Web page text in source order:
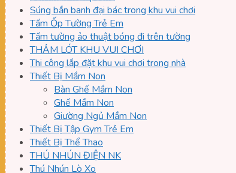
Súng bắn banh đại bác trong khu vui chơi
Tấm Ốp Tường Trẻ Em
Tấm tường ảo thuật bóng đi trên tường
THẢM LÓT KHU VUI CHƠI
Thi công lắp đặt khu vui chơi trong nhà
Thiết Bị Mầm Non
Bàn Ghế Mầm Non
Ghế Mầm Non
Giường Ngủ Mầm Non
Thiết Bị Tập Gym Trẻ Em
Thiết Bị Thể Thao
THÚ NHÚN ĐIỆN NK
Thú Nhún Lò Xo